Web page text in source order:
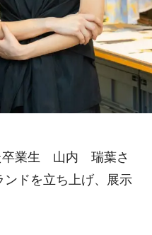
卒業生 山内 瑞葉さ
ンドを立ち上げ、展示